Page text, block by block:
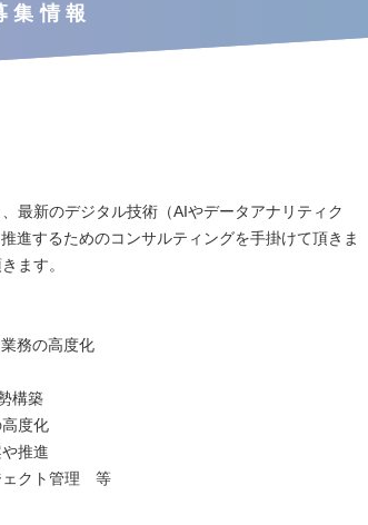
集情報
最新のデジタル技術（AIやデータアナリティク
進するためのコンサルティングを手掛けて頂きま
ます。
務の高度化
構築
度化
推進
ェクト管理 等